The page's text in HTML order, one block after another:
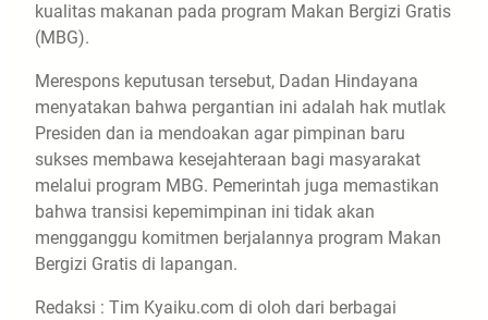
kualitas makanan pada program Makan Bergizi Gratis
(MBG).
Merespons keputusan tersebut, Dadan Hindayana
menyatakan bahwa pergantian ini adalah hak mutlak
Presiden dan ia mendoakan agar pimpinan baru
sukses membawa kesejahteraan bagi masyarakat
melalui program MBG. Pemerintah juga memastikan
bahwa transisi kepemimpinan ini tidak akan
mengganggu komitmen berjalannya program Makan
Bergizi Gratis di lapangan.
Redaksi : Tim Kyaiku.com di oloh dari berbagai